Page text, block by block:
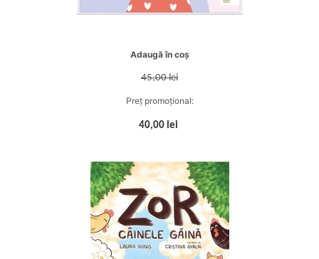
Adaugă în coș
45,00 lei
Preț promoțional:
40,00 lei